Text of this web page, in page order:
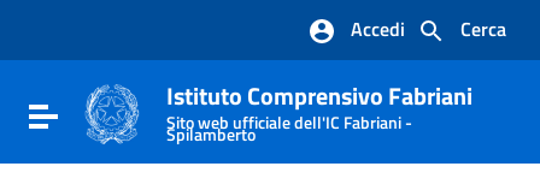
Vai al footer
Cerca
Accedi
Attiva / disattiva la navigazione
Istituto Comprensivo Fabriani
Sito web ufficiale dell'IC Fabriani -
Spilamberto